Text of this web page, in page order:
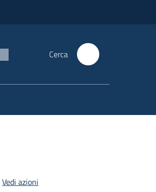
Cerca
Vedi azioni